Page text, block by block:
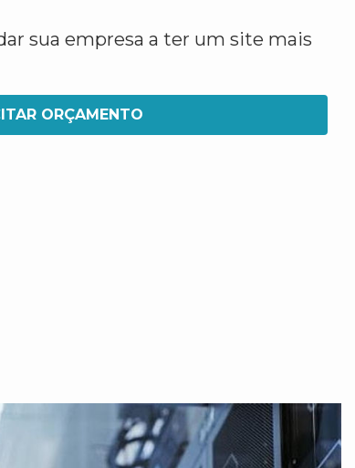
sua empresa a ter um site mais
ORÇAMENTO